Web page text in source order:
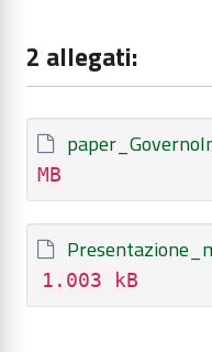
2 allegati:
MB
1.003 kB